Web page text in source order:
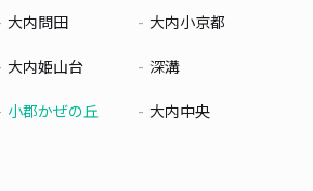
大内問田 大内小京都
大内姫山台 深溝
小郡かぜの丘 大内中央